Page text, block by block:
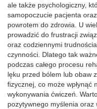
ale także psychologiczny,
samopoczucie pacjenta
powrotem do zdrowia. U
prowadzić do frustracji
oraz codziennymi
czynności. Dlatego tak
podczas całego procesu
lęku przed bólem lub obaw
fizycznej, co może wpłynąć
wykonywania ćwiczeń.
pozytywnego myślenia oraz